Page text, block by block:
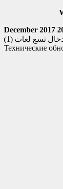
December 2017
تسع لغات
Технические